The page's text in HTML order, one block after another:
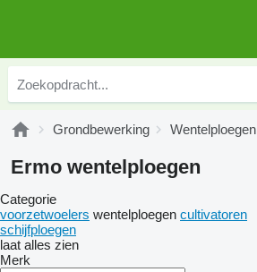
Grondbewerking Wentelploegen
Ermo wentelploegen
Categorie
voorzetwoelers wentelploegen cultivatoren
schijfploegen
laat alles zien
Merk